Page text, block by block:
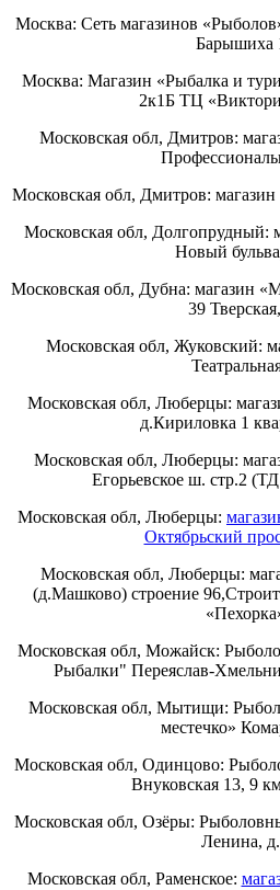
Москва: Сеть магазинов
Барышиха
Москва: Магазин «Рыбалка и
2к1Б ТЦ
Московская обл, Дмитров:
Московская обл, Дмитров:
Московская обл, Долгопрудный:
Новый
Московская обл, Дубна: магазин
39
Московская обл, Жуковский:
Московская обл, Люберцы:
д.Кириловка 1
Московская обл, Люберцы:
Егорьевское ш. стр.2
Московская обл, Люберцы:
Октябрьский
Московская обл, Люберцы:
(д.Машково) строение
Московская обл, Можайск:
Рыбалки" Переяслав-
Московская обл, Мытищи:
местечко»
Московская обл, Одинцово:
Внуковская 13, 9
Московская обл, Озёры:
Ленина,
Московская обл, Раменское: